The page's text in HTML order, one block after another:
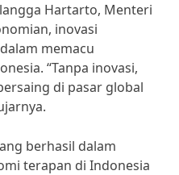
Hartarto, Menteri
inovasi
memacu
“Tanpa inovasi,
di pasar global
berhasil dalam
terapan di Indonesia